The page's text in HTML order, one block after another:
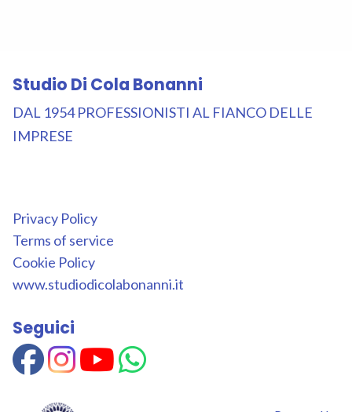
Studio Di Cola Bonanni
DAL 1954 PROFESSIONISTI AL FIANCO DELLE
IMPRESE
Privacy Policy
Terms of service
Cookie Policy
www.studiodicolabonanni.it
Seguici